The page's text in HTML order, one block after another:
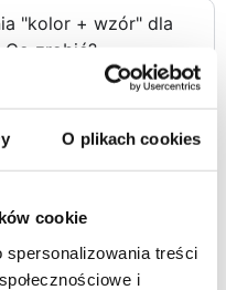
O plikach cookies
cookie
treści
i
"kolor + wzór" dla
Co zrobić?